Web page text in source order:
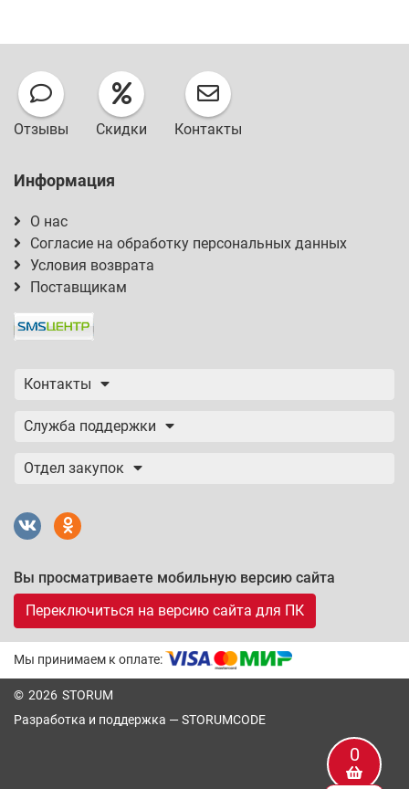
0
Отзывы Скидки Контакты
Информация
О нас
Согласие на обработку персональных данных
Условия возврата
Поставщикам
Контакты
Служба поддержки
Отдел закупок
Вы просматриваете мобильную версию сайта
Переключиться на версию сайта для ПК
Мы принимаем к оплате:
© 2026 STORUM
Разработка и поддержка — STORUMCODE